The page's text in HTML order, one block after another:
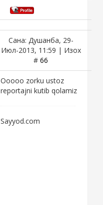
Сана: Душанба, 29-
Июл-2013, 11:59 | Изох
# 66
Ooooo zorku ustoz
reportajni kutib qolamiz
Sayyod.com